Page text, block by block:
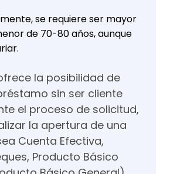
se requiere ser mayor
de 70-80 años, aunque
la posibilidad de
sin ser cliente
el proceso de solicitud,
la apertura de una
Cuenta Efectiva,
Producto Básico